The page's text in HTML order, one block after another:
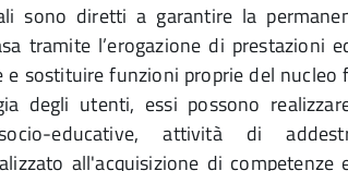
sono diretti a garantire la
tramite l’erogazione di prestazioni
sostituire funzioni proprie del nucleo
degli utenti, essi possono
educative, attività di
all'acquisizione di competenze